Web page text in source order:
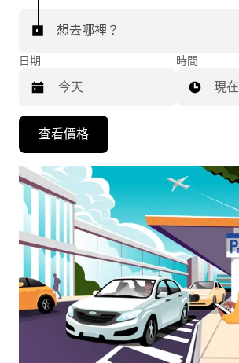
想去哪裡？
日期
下
向
下
箭
鍵，
即
可
用
時間
現在
查看價格